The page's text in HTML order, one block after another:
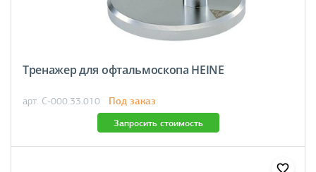
Тренажер для офтальмоскопа HEINE
арт. C-000.33.010 Под заказ
Запросить стоимость